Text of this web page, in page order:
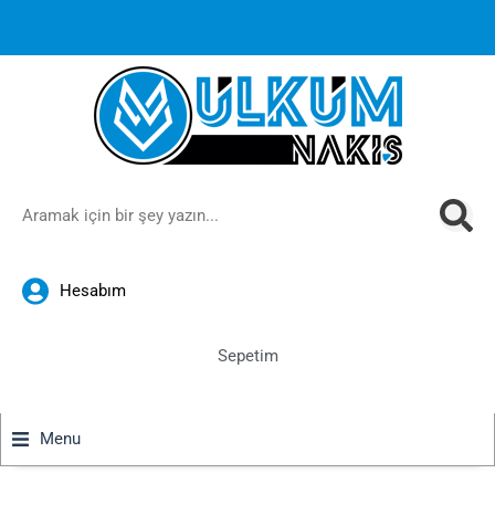
1000 TL ve üzeri siparişlerinizde ücretsiz kargoya ek
İndirimanında sepette!
Hesabım
Sepetim
Menu